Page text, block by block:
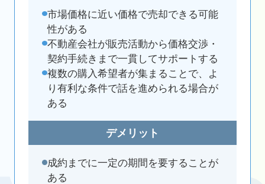
市場価格に近い価格で売却できる可能
性がある
不動産会社が販売活動から価格交渉・
契約手続きまで一貫してサポートする
複数の購入希望者が集まることで、よ
り有利な条件で話を進められる場合が
ある
デメリット
成約までに一定の期間を要することが
ある